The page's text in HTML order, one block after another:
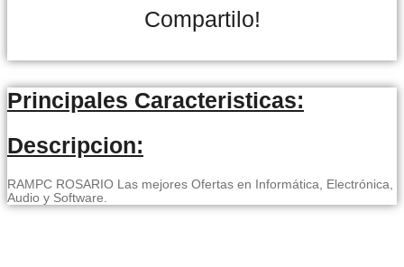
Compartilo!
Principales Caracteristicas:
Descripcion:
RAMPC ROSARIO Las mejores Ofertas en Informática, Electrónica,
Audio y Software.